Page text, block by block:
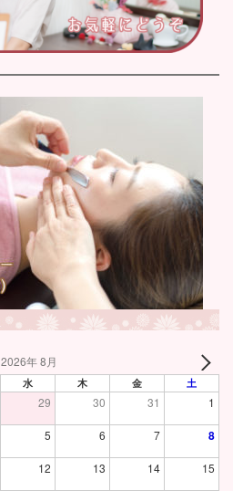
2026年 8月
水 木 金 土
29 30 31 1
5 6 7 8
12 13 14 15